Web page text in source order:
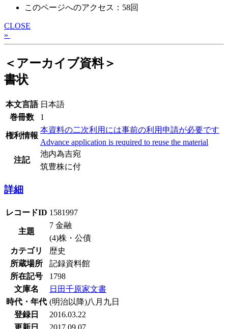
このページへのアクセス：58回
CLOSE
»
＜アーカイブ資料＞
書状
本文言語 日本語
巻冊数
1
権利情報
本資料の二次利用には事前の利用申請が必要です
Advance application is required to reuse the material
注記
池内為吉宛
筑豊株に付
詳細
レコードID 1581997
主題
7 金融
(4)株・公債
カテゴリ
歴史
所蔵場所
記録資料館
所在記号
1798
文庫名
日田千原家文書
時代・年代 (明治以降)八月九日
登録日
2016.03.22
更新日
2017.09.07